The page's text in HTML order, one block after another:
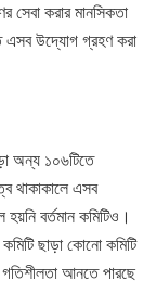
করার মানসিকতা
এসব উদ্যোগ গ্রহণ করা
অন্য ১০৬টিতে
থাকাকালে এসব
বর্তমান কমিটিও।
ছাড়া কোনো কমিটি
গতিশীলতা আনতে পারছে